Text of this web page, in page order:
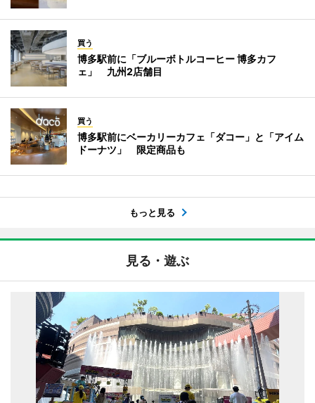
買う
博多駅前に「ブルーボトルコーヒー 博多カフ
ェ」 九州2店舗目
買う
博多駅前にベーカリーカフェ「ダコー」と「アイム
ドーナツ」 限定商品も
もっと見る
見る・遊ぶ